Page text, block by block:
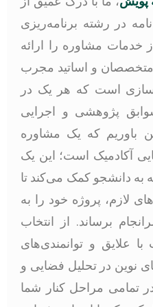
در رشته برنامه‌ریزی
مشاوره را ارائه
و اساتید مجرب
است که هر یک در
پژوهشی و اجرایی
باوریم که یک مشاوره
آکادمیک است؛ این یک
به دانشجو کمک می‌کند تا
لازم، پروژه خود را به
برساند. از انتخاب
علایق و توانمندی‌های
نوین در تحلیل فضایی و
تمامی مراحل کنار شما